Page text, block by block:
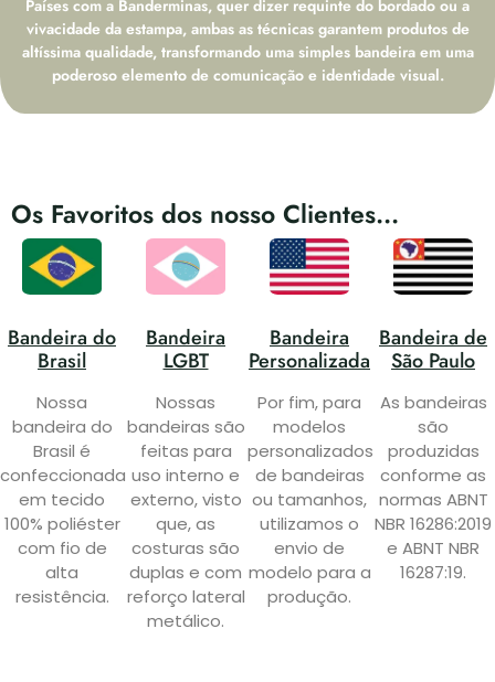
Países com a Banderminas, quer dizer requinte do bordado ou a
vivacidade da estampa, ambas as técnicas garantem produtos de
altíssima qualidade, transformando uma simples bandeira em uma
poderoso elemento de comunicação e identidade visual.
Os Favoritos dos nosso Clientes...
Bandeira do
Brasil
Nossa
bandeira do
Brasil é
confeccionada
em tecido
100% poliéster
com fio de
alta
resistência.
Bandeira
LGBT
Nossas
bandeiras são
feitas para
uso interno e
externo, visto
que, as
costuras são
duplas e com
reforço lateral
metálico.
Bandeira
Personalizada
Por fim, para
modelos
personalizados
de bandeiras
ou tamanhos,
utilizamos o
envio de
modelo para a
produção.
Bandeira de
São Paulo
As bandeiras
são
produzidas
conforme as
normas ABNT
NBR 16286:2019
e ABNT NBR
16287:19.